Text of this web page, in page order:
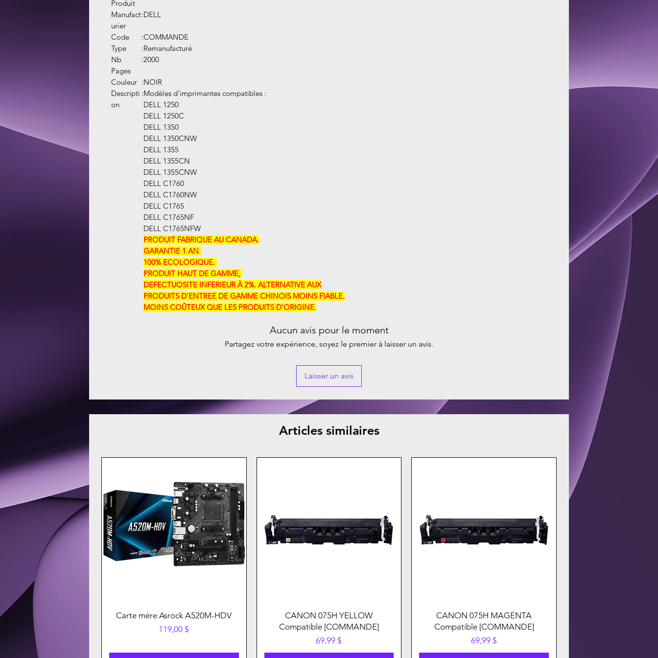
Produit
Manufact
urier
:DELL
Code :COMMANDE
Type
:Remanufacturé
Nb
Pages
:2000
Couleur :NOIR
Descripti
on
:Modèles d'imprimantes compatibles :
DELL 1250
DELL 1250C
DELL 1350
DELL 1350CNW
DELL 1355
DELL 1355CN
DELL 1355CNW
DELL C1760
DELL C1760NW
DELL C1765
DELL C1765NF
DELL C1765NFW
PRODUIT FABRIQUE AU CANADA.
GARANTIE 1 AN.
100% ECOLOGIQUE. ​​
PRODUIT HAUT DE GAMME, ​​
DEFECTUOSITE INFERIEUR À 2%. ALTERNATIVE AUX
PRODUITS D'ENTREE DE GAMME CHINOIS MOINS FIABLE.
MOINS COÛTEUX QUE LES PRODUITS D'ORIGINE.
Aucun avis pour le moment
Partagez votre expérience, soyez le premier à laisser un avis.
Laisser un avis
Articles similaires
Carte mère Asrock A520M-HDV
Prix
119,00 $
CANON 075H YELLOW
Compatible [COMMANDE]
Prix
69,99 $
CANON 075H MAGENTA
Compatible [COMMANDE]
Prix
69,99 $